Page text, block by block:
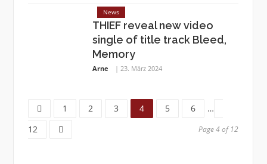
News
THIEF reveal new video
single of title track Bleed,
Memory
Arne 23. März 2024
Page
1 Page
2 Page
3 Page
4 Page
5 Page
6 …
12 Page 4 of 12